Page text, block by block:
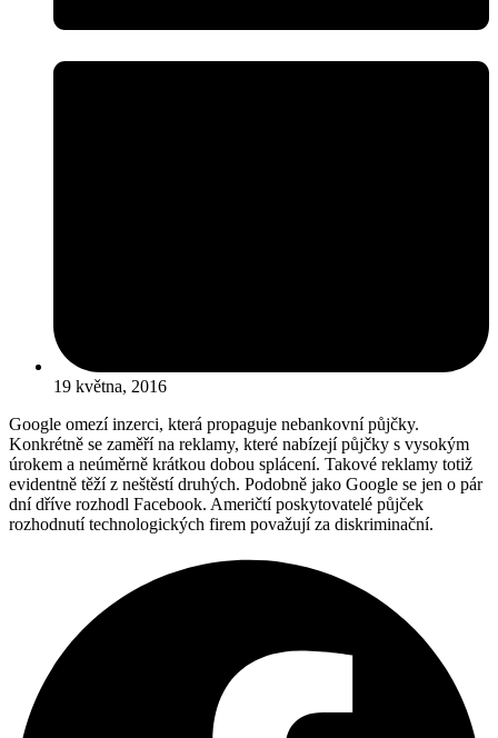
19 května, 2016
Google omezí inzerci, která propaguje nebankovní půjčky.
Konkrétně se zaměří na reklamy, které nabízejí půjčky s vysokým
úrokem a neúměrně krátkou dobou splácení. Takové reklamy totiž
evidentně těží z neštěstí druhých. Podobně jako Google se jen o pár
dní dříve rozhodl Facebook. Američtí poskytovatelé půjček
rozhodnutí technologických firem považují za diskriminační.